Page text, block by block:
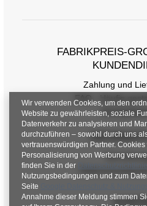
FABRIKPREIS-
Zahlung und
FAQ - Häufig
Wir verwenden Cookies, um den
Website zu gewährleisten, soziale
Datenverkehr zu analysieren und
durchzuführen – sowohl durch uns
vertrauenswürdigen Partner.
Personalisierung von Werbung
finden Sie in der
Datenschutzrichtlinie
Nutzungsbedingungen und zum
Seite
Annahme dieser Meldung stimmen